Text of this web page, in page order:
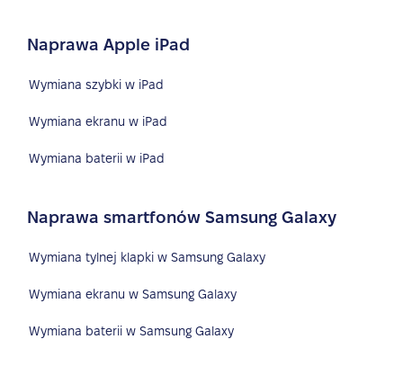
Naprawa Apple iPad
Wymiana szybki w iPad
Wymiana ekranu w iPad
Wymiana baterii w iPad
Naprawa smartfonów Samsung Galaxy
Wymiana tylnej klapki w Samsung Galaxy
Wymiana ekranu w Samsung Galaxy
Wymiana baterii w Samsung Galaxy